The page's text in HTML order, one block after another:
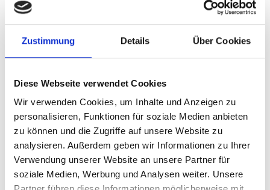
Zustimmung Details Über Cookies
Diese Webseite verwendet Cookies
Wir verwenden Cookies, um Inhalte und Anzeigen zu
personalisieren, Funktionen für soziale Medien anbieten
zu können und die Zugriffe auf unsere Website zu
analysieren. Außerdem geben wir Informationen zu Ihrer
Verwendung unserer Website an unsere Partner für
soziale Medien, Werbung und Analysen weiter. Unsere
Gesundheit zu tun und mehr Bewegung zu
machen, ist oft mit dabei.
Seit Mitte der 1970er Jahre treffen sich Bundes-
Anfangs im Turnsaal der Volksschule St.
Magdalena, seit letztem Jahr in der Volksschule 2
in Dornach (Dornacherstraße 33, 4040 Linz). Die
Läufergruppe startet zum Aufwärmen mit einem
kurzen Ausdauerlauf im Freien, während sich der
Unter Anleitung des Zirkelvorsitzenden wird nach
dem Aufwärmen eine Gymnastikeinheit absolviert.